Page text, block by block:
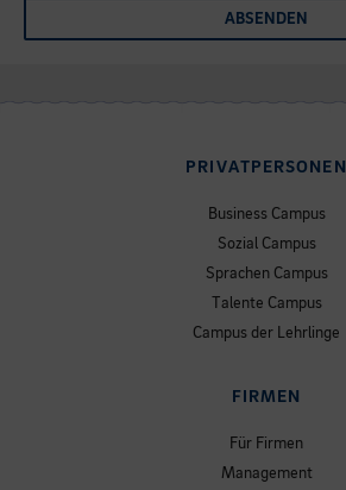
ABSENDEN
PRIVATPERSONEN
Business Campus
Sozial Campus
Sprachen Campus
Talente Campus
Campus der Lehrlinge
FIRMEN
Für Firmen
Management